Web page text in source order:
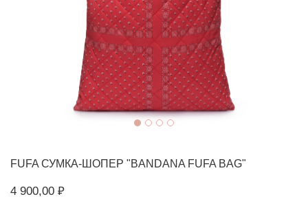
FUFAСУМКА-ШОПЕР "BANDANA FUFA BAG"
4 900,00 ₽